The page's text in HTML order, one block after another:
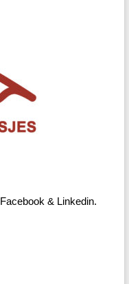
Facebook & Linkedin.